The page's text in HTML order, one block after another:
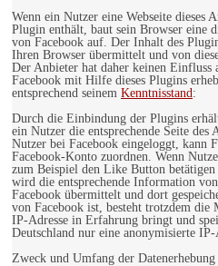
Wenn ein Nutzer eine Webseite dieses
Plugin enthält, baut sein Browser eine
von Facebook auf. Der Inhalt des
Ihren Browser übermittelt und von
Der Anbieter hat daher keinen Einfluss
Facebook mit Hilfe dieses Plugins
entsprechend seinem Kenntnisstand:
Durch die Einbindung der Plugins
ein Nutzer die entsprechende Seite des
Nutzer bei Facebook eingeloggt, kann
Facebook-Konto zuordnen. Wenn
zum Beispiel den Like Button
wird die entsprechende Information
Facebook übermittelt und dort
von Facebook ist, besteht trotzdem die
IP-Adresse in Erfahrung bringt und
Deutschland nur eine anonymisierte IP-
Zweck und Umfang der